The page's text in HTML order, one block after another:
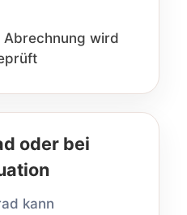
Abrechnung wird
oder bei
kann